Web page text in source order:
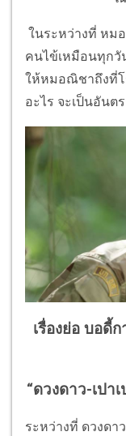
ในระหว่างที่ หม
คนไข้เหมือนทุกวั
ให้หมอณิชาถึงที่โ
อะไร จะเป็นอันต
เรื่องย่อ บอดี้
“ดวงดาว-เปา
ระหว่างที่ ดวงดา